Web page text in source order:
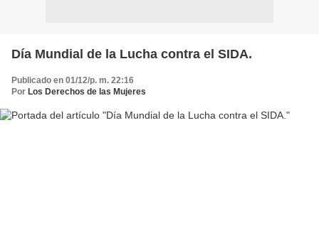
Día Mundial de la Lucha contra el SIDA.
Publicado en 01/12/p. m. 22:16
Por Los Derechos de las Mujeres